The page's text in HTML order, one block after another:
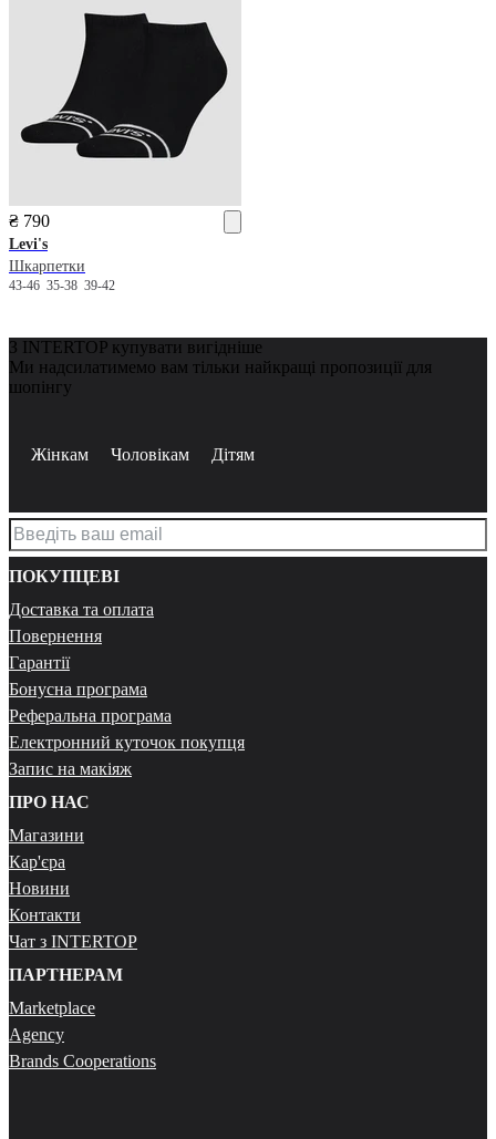
₴ 790
Levi's
Шкарпетки
43-46 35-38 39-42
З INTERTOP купувати вигідніше
Ми надсилатимемо вам тільки найкращі пропозиції для
шопінгу
Жінкам Чоловікам Дітям
ПОКУПЦЕВІ
Доставка та оплата
Повернення
Гарантії
Бонусна програма
Реферальна програма
Електронний куточок покупця
Запис на макіяж
ПРО НАС
Магазини
Кар'єра
Новини
Контакти
Чат з INTERTOP
ПАРТНЕРАМ
Marketplace
Agency
Brands Cooperations